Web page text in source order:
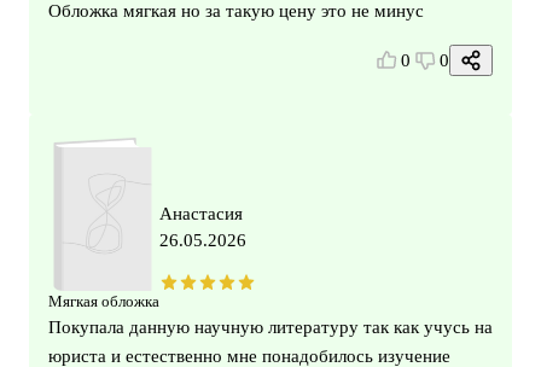
Обложка мягкая но за такую цену это не минус
0 0
Мягкая обложка
Анастасия
26.05.2026
Покупала данную научную литературу так как учусь на
юриста и естественно мне понадобилось изучение